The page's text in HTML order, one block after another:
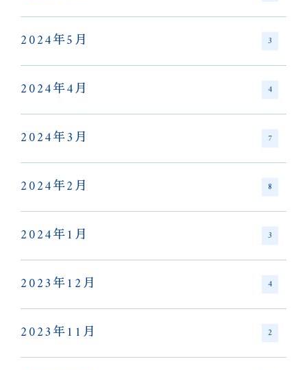
2024年5月 3
2024年4月 4
2024年3月 7
2024年2月 8
2024年1月 3
2023年12月 4
2023年11月 2